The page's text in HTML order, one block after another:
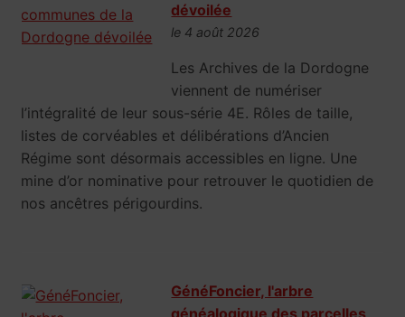
dévoilée
le 4 août 2026
Les Archives de la Dordogne
viennent de numériser
l’intégralité de leur sous-série 4E. Rôles de taille,
listes de corvéables et délibérations d’Ancien
Régime sont désormais accessibles en ligne. Une
mine d’or nominative pour retrouver le quotidien de
nos ancêtres périgourdins.
GénéFoncier, l'arbre